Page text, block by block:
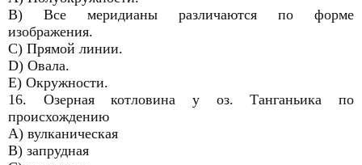
B) Все меридианы различаются по форме
изображения.
C) Прямой линии.
D) Овала.
E) Окружности.
16. Озерная котловина у оз. Танганьика по
происхождению
A) вулканическая
B) запрудная